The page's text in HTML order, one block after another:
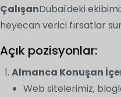
ÇalışanDubai'deki
heyecan verici fırsatlar
Açık pozisyonlar:
Almanca Konuşan
Web sitelerimiz,